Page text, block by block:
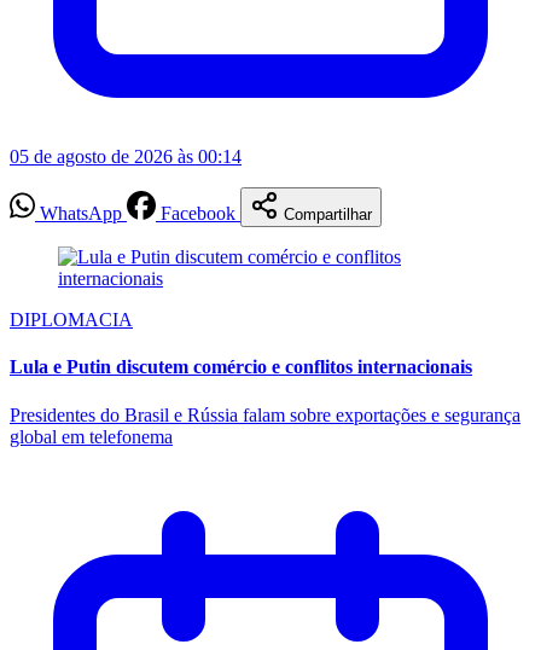
05 de agosto de 2026 às 00:14
WhatsApp Facebook Compartilhar
DIPLOMACIA
Lula e Putin discutem comércio e conflitos internacionais
Presidentes do Brasil e Rússia falam sobre exportações e segurança
global em telefonema